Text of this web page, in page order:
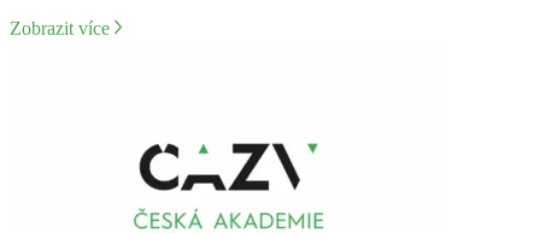
Zobrazit více